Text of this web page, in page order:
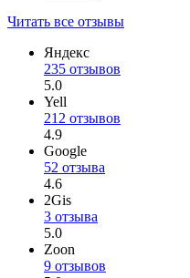
Читать все отзывы
Яндекс
235 отзывов
5.0
Yell
212 отзывов
4.9
Google
52 отзыва
4.6
2Gis
3 отзыва
5.0
Zoon
9 отзывов